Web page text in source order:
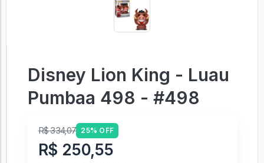
Disney Lion King - Luau
Pumbaa 498 - #498
R$ 334,07 25% OFF
R$ 250,55